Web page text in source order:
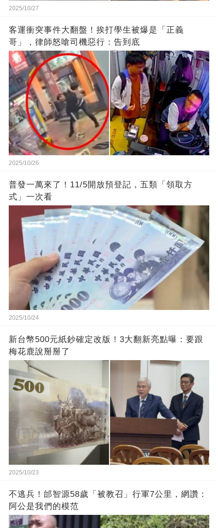
2025/10/27
客運衝突事件大翻盤！挨打學生被爆是「正義
哥」，律師怒嗆司機惡行：告到底
2025/10/26
普發一萬來了！11/5開放預登記，五類「領取方
式」一次看
2025/10/24
新台幣500元紙鈔確定改版！3大翻新亮點曝：要跟
梅花鹿說掰掰了
2025/10/23
不逃兵！邰智源58歲「被教召」行軍7公里，網讚：
阿公是我們的模范